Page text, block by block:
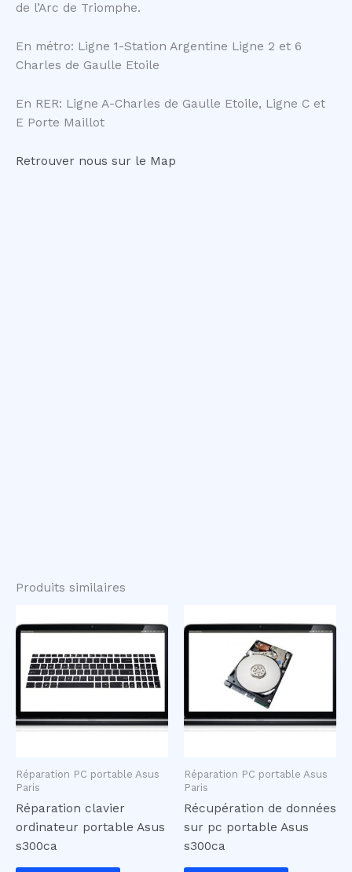
de l’Arc de Triomphe.
En métro: Ligne 1-Station Argentine Ligne 2 et 6
Charles de Gaulle Etoile
En RER: Ligne A-Charles de Gaulle Etoile, Ligne C et
E Porte Maillot
Retrouver nous sur le Map
Produits similaires
Réparation PC portable Asus
Paris
Réparation clavier
ordinateur portable Asus
s300ca
Réparation PC portable Asus
Paris
Récupération de données
sur pc portable Asus
s300ca